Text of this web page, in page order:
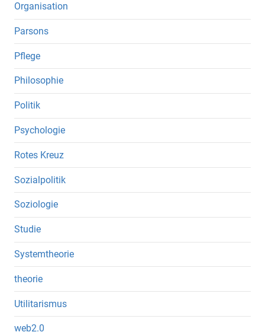
Organisation
Parsons
Pflege
Philosophie
Politik
Psychologie
Rotes Kreuz
Sozialpolitik
Soziologie
Studie
Systemtheorie
theorie
Utilitarismus
web2.0